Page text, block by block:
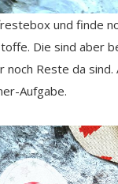
und finde
Die sind aber
noch Reste da sind.
Aufgabe.